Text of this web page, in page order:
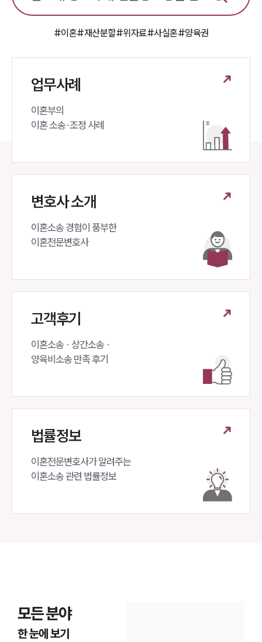
#이혼#재산분할#위자료#사실혼#양육권
업무사례
이혼부의
이혼 소송·조정 사례
변호사 소개
이혼소송 경험이 풍부한
이혼전문변호사
고객후기
이혼소송 · 상간소송 ·
양육비소송 만족 후기
법률정보
이혼전문변호사가 알려주는
이혼소송 관련 법률정보
모든 분야
한 눈에 보기